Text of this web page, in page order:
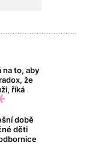
na to, aby
že
říká
době
děti